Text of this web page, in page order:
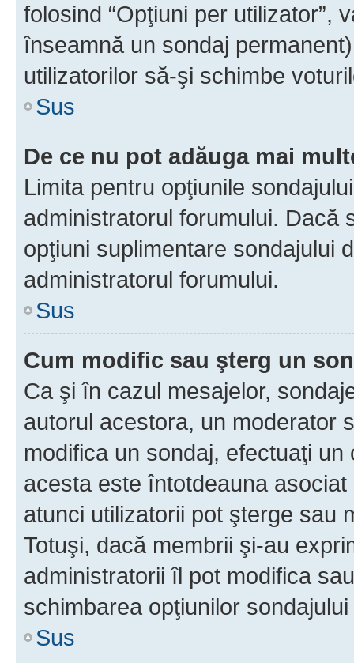
folosind “Opţiuni per utilizator”,
înseamnă un sondaj
utilizatorilor să-şi schimbe
Sus
De ce nu pot adăuga mai
Limita pentru opţiunile
administratorul forumului. Dacă
opţiuni suplimentare sondajului
administratorul forumului.
Sus
Cum modific sau şterg un
Ca şi în cazul mesajelor,
autorul acestora, un moderator
modifica un sondaj, efectuaţi
acesta este întotdeauna
atunci utilizatorii pot şterge sau
Totuşi, dacă membrii şi-au
administratorii îl pot modifica
schimbarea opţiunilor
Sus